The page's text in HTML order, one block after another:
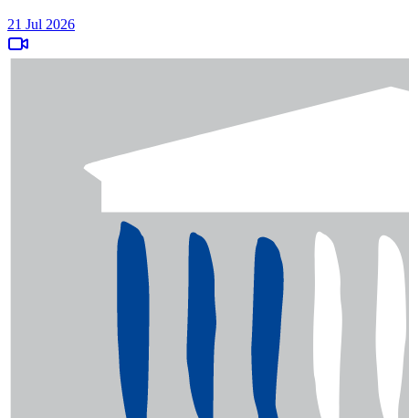
21 Jul 2026